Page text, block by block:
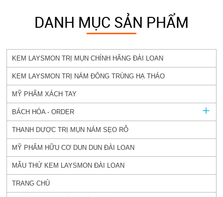
DANH MỤC SẢN PHẨM
KEM LAYSMON TRỊ MỤN CHÍNH HÃNG ĐÀI LOAN
KEM LAYSMON TRỊ NÁM ĐÔNG TRÙNG HẠ THẢO
MỸ PHẨM XÁCH TAY
BÁCH HÓA - ORDER
THANH DƯỢC TRỊ MỤN NÁM SẸO RỖ
MỸ PHẨM HỮU CƠ DUN DUN ĐÀI LOAN
MẪU THỬ KEM LAYSMON ĐÀI LOAN
TRANG CHỦ